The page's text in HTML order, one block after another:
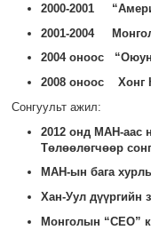
2000-2001
2001-2004
2004 оноос
2008 оноос Хонг
Сонгуульт ажил:
2012 онд MАН-аас
Төлөөлөгчөөр
МАН-ын бага
Хан-Уул дүүргийн
Монголын “CEO”